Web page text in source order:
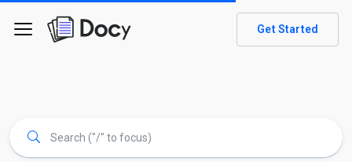
Get Started